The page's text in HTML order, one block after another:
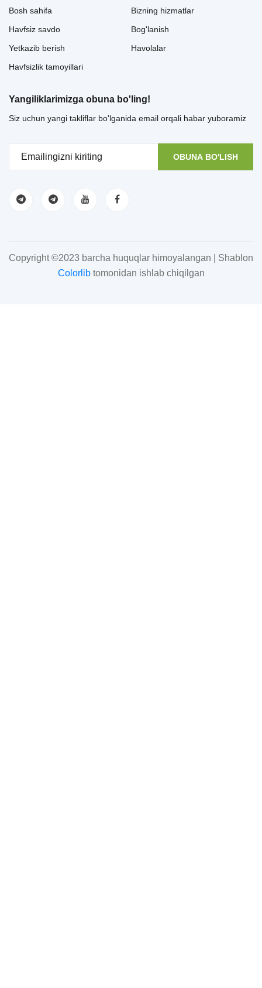
Bosh sahifa
Havfsiz savdo
Yetkazib berish
Havfsizlik tamoyillari
Bizning hizmatlar
Bog'lanish
Havolalar
Yangiliklarimizga obuna bo'ling!
Siz uchun yangi takliflar bo'lganida email orqali habar yuboramiz
OBUNA BO'LISH
Copyright ©2023 barcha huquqlar himoyalangan | Shablon
Colorlibtomonidan ishlab chiqilgan